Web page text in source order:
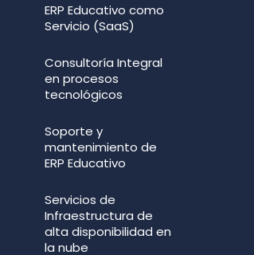
ERP Educativo como
Servicio (SaaS)
Consultoría Integral
en procesos
tecnológicos
Soporte y
mantenimiento de
ERP Educativo
Servicios de
Infraestructura de
alta disponibilidad en
la nube